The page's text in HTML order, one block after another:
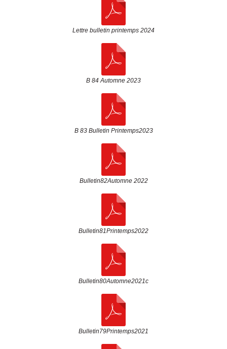
Lettre bulletin printemps 2024
B 84 Automne 2023
B 83 Bulletin Printemps2023
Bulletin82Automne 2022
Bulletin81Printemps2022
Bulletin80Automne2021c
Bulletin79Printemps2021